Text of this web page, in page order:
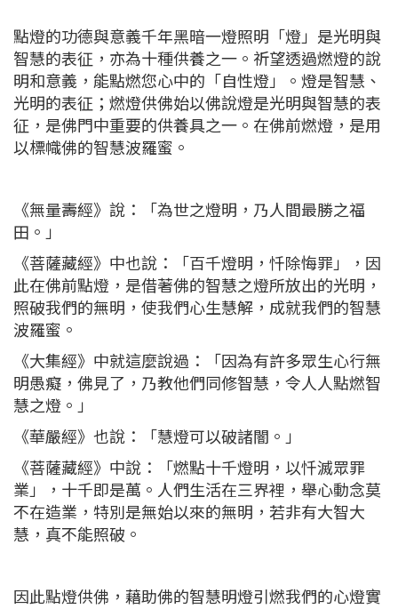
點燈的功德與意義千年黑暗一燈照明「燈」是光明與
智慧的表征，亦為十種供養之一。祈望透過燃燈的說
明和意義，能點燃您心中的「自性燈」。燈是智慧、
光明的表征；燃燈供佛始以佛說燈是光明與智慧的表
征，是佛門中重要的供養具之一。在佛前燃燈，是用
以標幟佛的智慧波羅蜜。
《無量壽經》說：「為世之燈明，乃人間最勝之福
田。」
《菩薩藏經》中也說：「百千燈明，忏除悔罪」，因
此在佛前點燈，是借著佛的智慧之燈所放出的光明，
照破我們的無明，使我們心生慧解，成就我們的智慧
波羅蜜。
《大集經》中就這麼說過：「因為有許多眾生心行無
明愚癡，佛見了，乃教他們同修智慧，令人人點燃智
慧之燈。」
《華嚴經》也說：「慧燈可以破諸闇。」
《菩薩藏經》中說：「燃點十千燈明，以忏滅眾罪
業」，十千即是萬。人們生活在三界裡，舉心動念莫
不在造業，特別是無始以來的無明，若非有大智大
慧，真不能照破。
因此點燈供佛，藉助佛的智慧明燈引燃我們的心燈實